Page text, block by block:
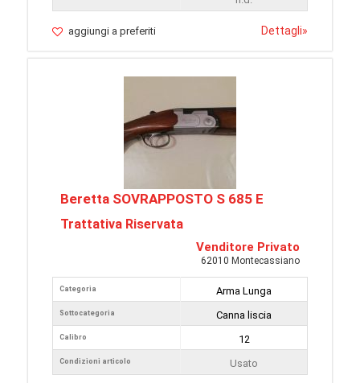
aggiungi a preferiti Dettagli»
Beretta SOVRAPPOSTO S 685 E
Trattativa Riservata
Venditore Privato
62010 Montecassiano
Categoria
Sottocategoria
Calibro
Condizioni articolo
Arma Lunga
Canna liscia
12
Usato